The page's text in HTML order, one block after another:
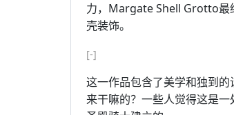
力，Margate Shell Grotto最
壳装饰。
[-]
这一作品包含了美学和独到
来干嘛的？一些人觉得这是